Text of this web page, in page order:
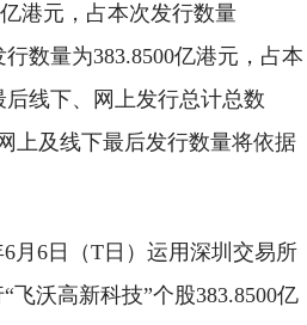
港元，占本次发行数量
数量为383.8500亿港元，占本
后线下、网上发行总计总数
上及线下最后发行数量将依据
6月6日（T日）运用深圳交易所
飞沃高新科技”个股383.8500亿